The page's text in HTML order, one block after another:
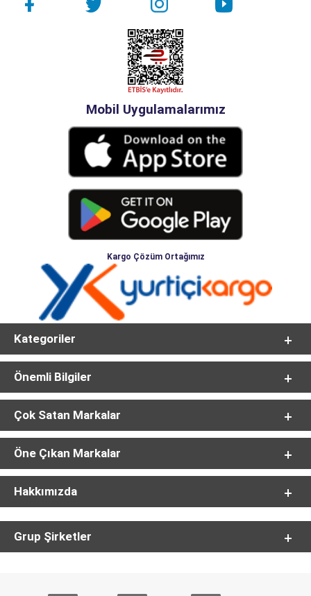
Mobil Uygulamalarımız
Kargo Çözüm Ortağımız
Kategoriler
Önemli Bilgiler
Çok Satan Markalar
Öne Çıkan Markalar
Hakkımızda
Grup Şirketler